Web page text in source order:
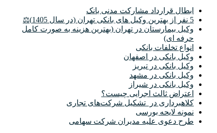
ابطال قرارداد مشارکت مدنی بانک
5 نفر از بهترین وکیل های بانکی تهران (در سال 1405)⚖️
وکیل بیمارستان در تهران (بهترین هزینه به صورت کامل
حرفه ای)
انواع تخلفات بانکی
وکیل بانکی در اصفهان
وکیل بانکی در تبریز
وکیل بانکی در مشهد
وکیل بانکی در شیراز
اعتراض ثالث اجرایی چیست؟
کلاهبرداری در تشکیل شرکت‌های تجاری
نمونه لایحه بورسی
طرح دعوی علیه مدیران شرکت سهامی